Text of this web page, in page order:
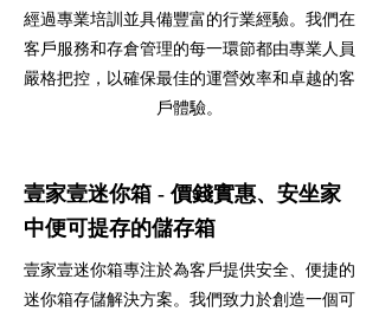
經過專業培訓並具備豐富的行業經驗。我們在
客戶服務和存倉管理的每一環節都由專業人員
嚴格把控，以確保最佳的運營效率和卓越的客
戶體驗。
壹家壹迷你箱 - 價錢實惠、安坐家
中便可提存的儲存箱
壹家壹迷你箱專注於為客戶提供安全、便捷的
迷你箱存儲解決方案。我們致力於創造一個可